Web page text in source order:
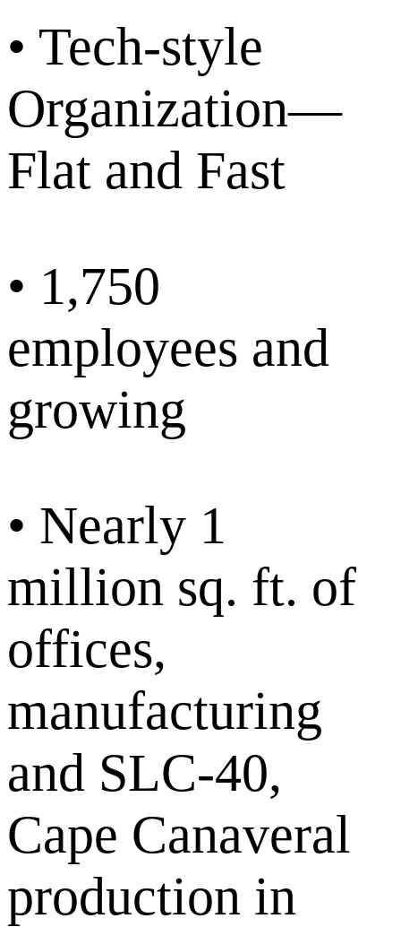
• Tech-style
Organization—
Flat and Fast
• 1,750
employees and
growing
• Nearly 1
million sq. ft. of
offices,
manufacturing
and SLC-40,
Cape Canaveral
production in